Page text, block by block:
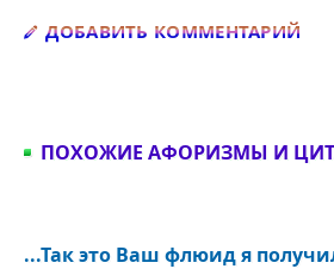
ДОБАВИТЬ КОММЕНТАРИЙ
ПОХОЖИЕ АФОРИЗМЫ И
...Так это Ваш флюид я